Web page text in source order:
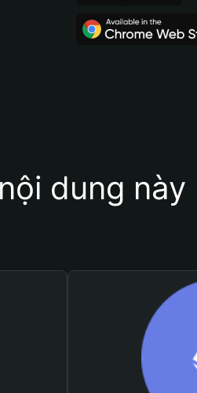
dung này